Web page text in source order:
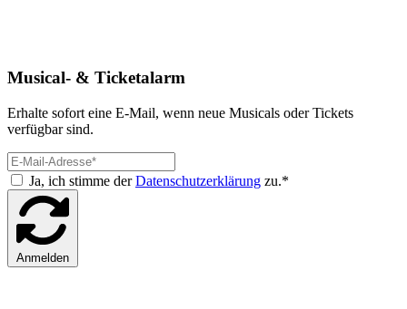
Musical- & Ticketalarm
Erhalte sofort eine E-Mail, wenn neue Musicals oder Tickets
verfügbar sind.
Ja, ich stimme derDatenschutzerklärung zu.*
Anmelden